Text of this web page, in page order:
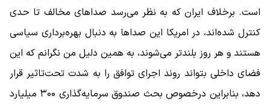
است. برخلاف ایران که به نظر می‌رسد صداهای مخالف تا حدی
کنترل شده‌اند، در امریکا این صداها به ‌دنبال بهره‌برداری سیاسی
هستند و هر روز بلندتر می‌شوند، به همین دلیل من نگرانم که این
فضای داخلی بتواند روند اجرای توافق را به‌ شدت تحت‌تاثیر قرار
دهد، بنابراین درخصوص بحث صندوق سرمایه‌گذاری ۳۰۰ میلیارد